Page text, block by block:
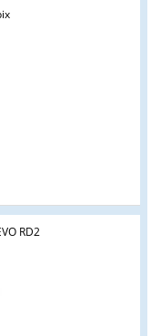
RD2
veřejnosti od 18 let a
Splňujete tyto